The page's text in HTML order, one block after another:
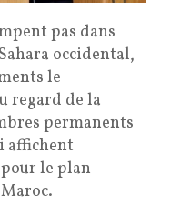
pas dans
occidental,
le
regard de la
permanents
affichent
le plan